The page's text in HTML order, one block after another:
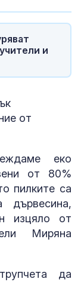
и
от
еко
от 80%
пилките са
дървесина,
изцяло от
Миряна
да